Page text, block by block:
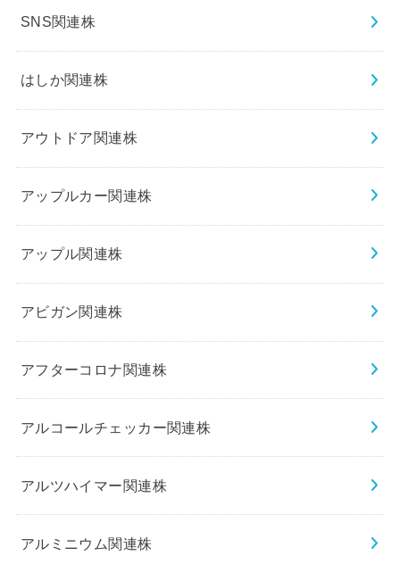
SNS関連株
はしか関連株
アウトドア関連株
アップルカー関連株
アップル関連株
アビガン関連株
アフターコロナ関連株
アルコールチェッカー関連株
アルツハイマー関連株
アルミニウム関連株